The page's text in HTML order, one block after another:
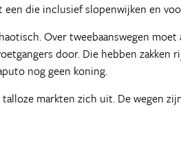
die inclusief slopenwijken en
Over tweebaanswegen
door. Die hebben
nog geen koning.
talloze markten zich uit. De wegen